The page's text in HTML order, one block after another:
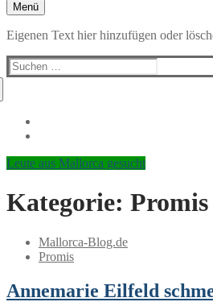
Menü
Eigenen Text hier hinzufügen oder
Suchen
nach:
Leute aus Mallorca gesucht
Kategorie: Promis
Mallorca-Blog.de
Promis
Annemarie Eilfeld